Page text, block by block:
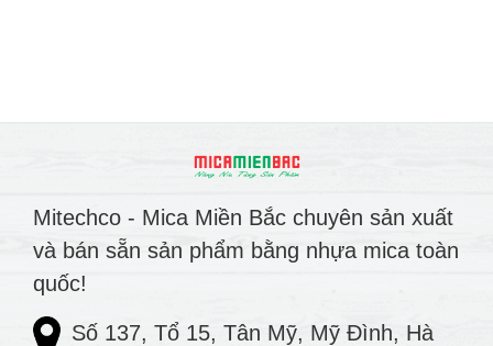
Mitechco - Mica Miền Bắc chuyên sản xuất
và bán sẵn sản phẩm bằng nhựa mica toàn
quốc!
Số 137, Tổ 15, Tân Mỹ, Mỹ Đình, Hà